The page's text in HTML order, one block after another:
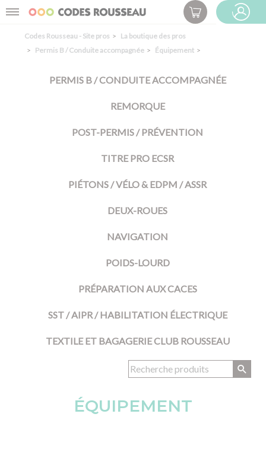
Menu
Codes Rousseau - Site pros
La boutique des pros
Permis B / Conduite accompagnée
Équipement
PERMIS B / CONDUITE ACCOMPAGNÉE
REMORQUE
POST-PERMIS / PRÉVENTION
TITRE PRO ECSR
PIÉTONS / VÉLO & EDPM / ASSR
DEUX-ROUES
NAVIGATION
POIDS-LOURD
PRÉPARATION AUX CACES
SST / AIPR / HABILITATION ÉLECTRIQUE
TEXTILE ET BAGAGERIE CLUB ROUSSEAU
ÉQUIPEMENT
Panneau de gestion des cookies